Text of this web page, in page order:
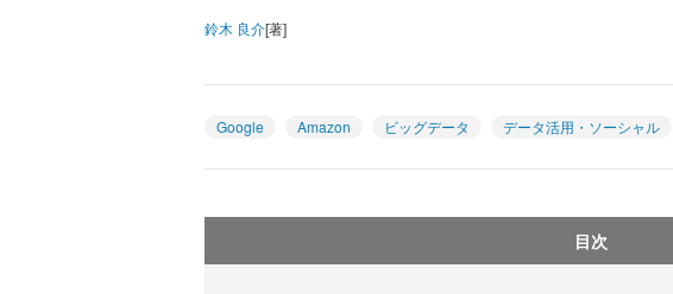
鈴木 良介[著]
Google Amazon ビッグデータ データ活用・ソーシャル
目次